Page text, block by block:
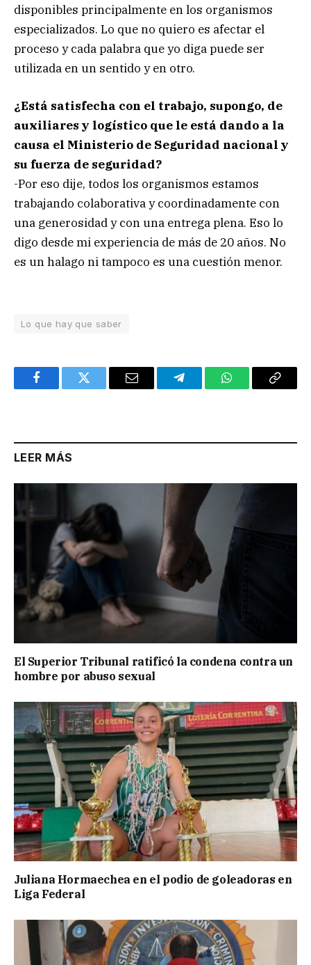
disponibles principalmente en los organismos
especializados. Lo que no quiero es afectar el
proceso y cada palabra que yo diga puede ser
utilizada en un sentido y en otro.
¿Está satisfecha con el trabajo, supongo, de
auxiliares y logístico que le está dando a la
causa el Ministerio de Seguridad nacional y
su fuerza de seguridad?
-Por eso dije, todos los organismos estamos
trabajando colaborativa y coordinadamente con
una generosidad y con una entrega plena. Eso lo
digo desde mi experiencia de más de 20 años. No
es un halago ni tampoco es una cuestión menor.
Lo que hay que saber
FacebookTwitter Email TelegramWhatsAppCopy
LEER MÁS
El Superior Tribunal ratificó la condena contra un
hombre por abuso sexual
Juliana Hormaechea en el podio de goleadoras en
Liga Federal